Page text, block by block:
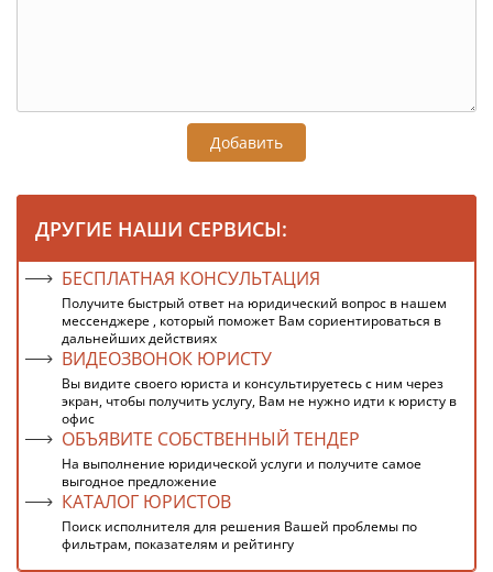
Добавить
ДРУГИЕ НАШИ СЕРВИСЫ:
БЕСПЛАТНАЯ КОНСУЛЬТАЦИЯ
Получите быстрый ответ на юридический вопрос в нашем
мессенджере , который поможет Вам сориентироваться в
дальнейших действиях
ВИДЕОЗВОНОК ЮРИСТУ
Вы видите своего юриста и консультируетесь с ним через
экран, чтобы получить услугу, Вам не нужно идти к юристу в
офис
ОБЪЯВИТЕ СОБСТВЕННЫЙ ТЕНДЕР
На выполнение юридической услуги и получите самое
выгодное предложение
КАТАЛОГ ЮРИСТОВ
Поиск исполнителя для решения Вашей проблемы по
фильтрам, показателям и рейтингу